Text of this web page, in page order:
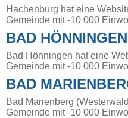
Hachenburg hat eine
Gemeinde mit -10 000
BAD HÖNNINGEN
Bad Hönningen hat eine
Gemeinde mit -10 000
BAD
Bad Marienberg
Gemeinde mit -10 000